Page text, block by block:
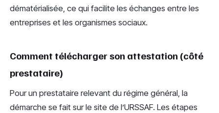
dématérialisée, ce qui facilite les échanges entre les
entreprises et les organismes sociaux.
Comment télécharger son attestation (côté
prestataire)
Pour un prestataire relevant du régime général, la
démarche se fait sur le site de l’URSSAF. Les étapes